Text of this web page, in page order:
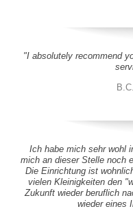
"I absolutely recommend
Ich habe mich sehr wohl
mich an dieser Stelle noch
Die Einrichtung ist
vielen Kleinigkeiten den
Zukunft wieder beruflich
wieder eines